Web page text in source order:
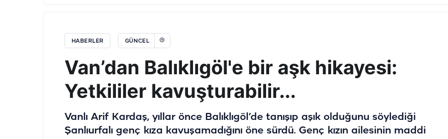
HABERLER GÜNCEL
Van’dan Balıklıgöl'e bir aşk hikayesi:
Yetkililer kavuşturabilir...
Vanlı Arif Kardaş, yıllar önce Balıklıgöl’de tanışıp aşık olduğunu söylediği
Şanlıurfalı genç kıza kavuşamadığını öne sürdü. Genç kızın ailesinin maddi